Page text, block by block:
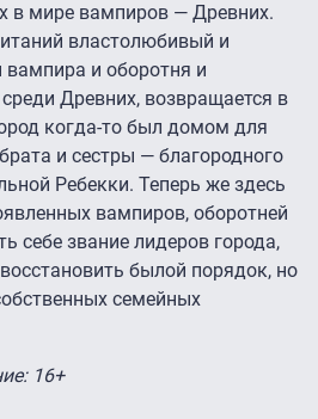
в мире вампиров — Древних.
властолюбивый и
и оборотня и
Древних, возвращается в
когда-то был домом для
и сестры — благородного
Ребекки. Теперь же здесь
вампиров, оборотней
себе звание лидеров города,
былой порядок, но
семейных
16+